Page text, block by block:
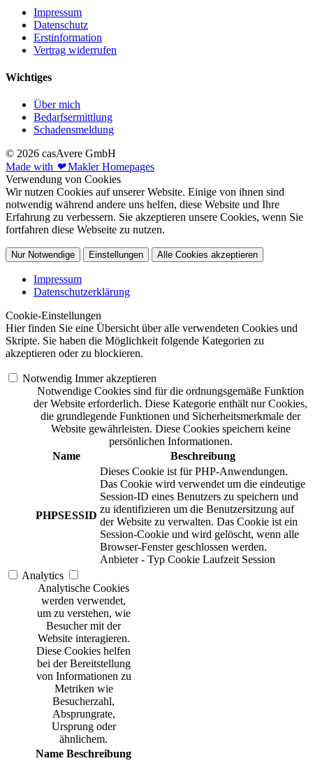
Impressum
Datenschutz
Erstinformation
Vertrag widerrufen
Wichtiges
Über mich
Bedarfsermittlung
Schadensmeldung
© 2026 casAvere GmbH
Made with ❤Makler Homepages
Verwendung von Cookies
Wir nutzen Cookies auf unserer Website. Einige von ihnen sind
notwendig während andere uns helfen, diese Website und Ihre
Erfahrung zu verbessern. Sie akzeptieren unsere Cookies, wenn Sie
fortfahren diese Webseite zu nutzen.
Nur Notwendige Einstellungen Alle Cookies akzeptieren
Impressum
Datenschutzerklärung
Cookie-Einstellungen
Hier finden Sie eine Übersicht über alle verwendeten Cookies und
Skripte. Sie haben die Möglichkeit folgende Kategorien zu
akzeptieren oder zu blockieren.
Notwendig Immer akzeptieren
Notwendige Cookies sind für die ordnungsgemäße Funktion
der Website erforderlich. Diese Kategorie enthält nur Cookies,
die grundlegende Funktionen und Sicherheitsmerkmale der
Website gewährleisten. Diese Cookies speichern keine
persönlichen Informationen.
Name
Beschreibung
PHPSESSID
Dieses Cookie ist für PHP-Anwendungen.
Das Cookie wird verwendet um die eindeutige
Session-ID eines Benutzers zu speichern und
zu identifizieren um die Benutzersitzung auf
der Website zu verwalten. Das Cookie ist ein
Session-Cookie und wird gelöscht, wenn alle
Browser-Fenster geschlossen werden.
Anbieter - Typ Cookie Laufzeit Session
Analytics
Analytische Cookies
werden verwendet,
um zu verstehen, wie
Besucher mit der
Website interagieren.
Diese Cookies helfen
bei der Bereitstellung
von Informationen zu
Metriken wie
Besucherzahl,
Absprungrate,
Ursprung oder
ähnlichem.
Name Beschreibung